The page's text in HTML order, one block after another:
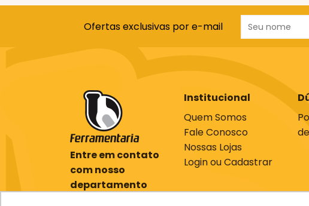
Ofertas exclusivas por e-mail
Entre em contato
com nosso
departamento
Institucional
Quem Somos
Fale Conosco
Nossas Lojas
Login ou Cadastrar